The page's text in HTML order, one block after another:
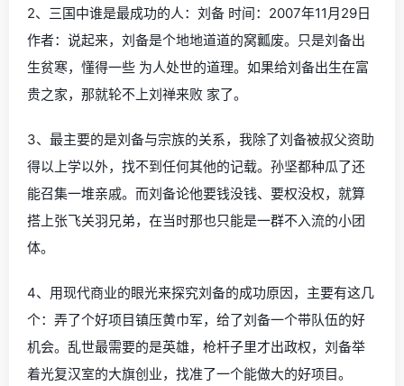
2、三国中谁是最成功的人：刘备 时间：2007年11月29日
作者：说起来，刘备是个地地道道的窝瓤废。只是刘备出
生贫寒，懂得一些 为人处世的道理。如果给刘备出生在富
贵之家，那就轮不上刘禅来败 家了。
3、最主要的是刘备与宗族的关系，我除了刘备被叔父资助
得以上学以外，找不到任何其他的记载。孙坚都种瓜了还
能召集一堆亲戚。而刘备论他要钱没钱、要权没权，就算
搭上张飞关羽兄弟，在当时那也只能是一群不入流的小团
体。
4、用现代商业的眼光来探究刘备的成功原因，主要有这几
个：弄了个好项目镇压黄巾军，给了刘备一个带队伍的好
机会。乱世最需要的是英雄，枪杆子里才出政权，刘备举
着光复汉室的大旗创业，找准了一个能做大的好项目。